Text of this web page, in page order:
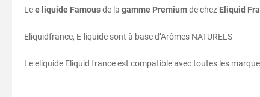
Lee liquide Famousde la gamme Premiumde chez Eliquid
Eliquidfrance, E-liquide sont à base d’Arômes NATURELS
Le eliquide Eliquid france est compatible avec toutes les